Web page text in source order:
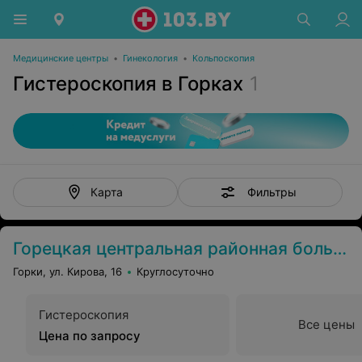
Медицинские центры • Гинекология • Кольпоскопия
Гистероскопия в Горках 1
Карта Фильтры
Горецкая центральная районная больница
Горки, ул. Кирова, 16 Круглосуточно
Гистероскопия
Цена по запросу
Все цены